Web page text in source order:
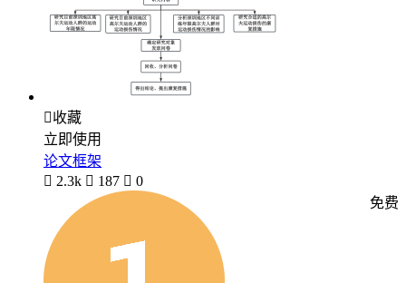
收藏
立即使用
论文框架
 2.3k  187  0
免费